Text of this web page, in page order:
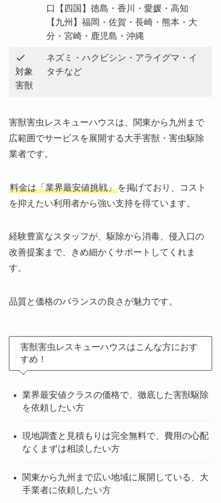
口【四国】徳島・香川・愛媛・高知
【九州】福岡・佐賀・長崎・熊本・大
分・宮崎・鹿児島・沖縄
対象
害獣
ネズミ・ハクビシン・アライグマ・イ
タチなど
害獣害虫レスキューハウスは、関東から九州まで
広範囲でサービスを展開する大手害獣・害虫駆除
業者です。
料金は「業界最安値挑戦」を掲げており、コスト
を抑えたい利用者から強い支持を得ています。
経験豊富なスタッフが、駆除から消毒、侵入口の
改善提案まで、きめ細かくサポートしてくれま
す。
品質と価格のバランスの良さが魅力です。
害獣害虫レスキューハウスはこんな方におす
すめ！
業界最安値クラスの価格で、徹底した害獣駆除
を依頼したい方
現地調査と見積もりは完全無料で、費用の心配
なくまずは相談したい方
関東から九州まで広い地域に展開している、大
手業者に依頼したい方